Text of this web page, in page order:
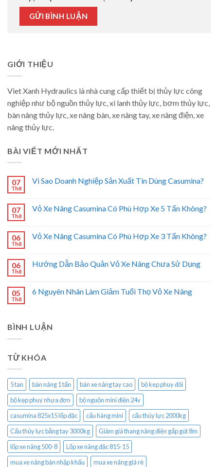
GIỚI THIỆU
Viet Xanh Hydraulics là nhà cung cấp thiết bị thủy lực công
nghiệp như bộ nguồn thủy lực, xi lanh thủy lực, bơm thủy lực,
bàn nâng thủy lực, xe nâng bàn, xe nâng tay, xe nâng điện, xe
nâng thủy lực.
BÀI VIẾT MỚI NHẤT
07
Th8
Vì Sao Doanh Nghiệp Sản Xuất Tin Dùng Casumina?
07
Th8
Vỏ Xe Nâng Casumina Có Phù Hợp Xe 5 Tấn Không?
06
Th8
Vỏ Xe Nâng Casumina Có Phù Hợp Xe 3 Tấn Không?
06
Th8
Hướng Dẫn Bảo Quản Vỏ Xe Nâng Chưa Sử Dụng
05
Th8
6 Nguyên Nhân Làm Giảm Tuổi Thọ Vỏ Xe Nâng
BÌNH LUẬN
TỪ KHÓA
5 tan bàn nâng 1 tấn bán xe nâng tay cao
bộ kep phuy đôi
bộ kẹp phuy nhựa đơn
bộ nguộn mini điện 24v
casumina 825x15 lốp đặc
cẩu hàng mini
cẩu thủy lực 2000kg
Cẩu thủy lực bằng tay 3000kg
Giảm giá thang nâng điện gấp gút 8m
lốp xe nâng 500-8
Lốp xe nâng đặc 815-15
mua xe nâng bàn nhập khẩu
mua xe nâng giá rẻ